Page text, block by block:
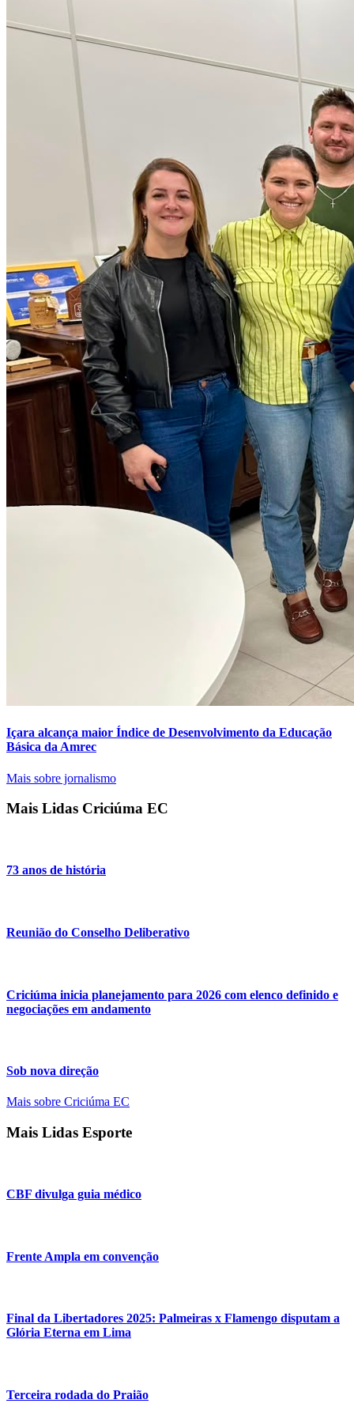
Içara alcança maior Índice de Desenvolvimento da Educação
Básica da Amrec
Mais sobre jornalismo
Mais Lidas Criciúma EC
73 anos de história
Reunião do Conselho Deliberativo
Criciúma inicia planejamento para 2026 com elenco definido e
negociações em andamento
Sob nova direção
Mais sobre Criciúma EC
Mais Lidas Esporte
CBF divulga guia médico
Frente Ampla em convenção
Final da Libertadores 2025: Palmeiras x Flamengo disputam a
Glória Eterna em Lima
Terceira rodada do Praião